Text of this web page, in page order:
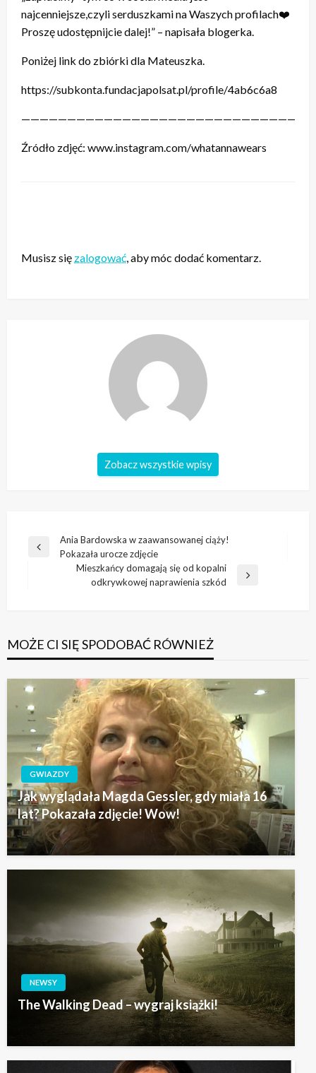
najcenniejsze,czyli serduszkami na Waszych profilach❤️
Proszę udostępnijcie dalej!” – napisała blogerka.
Poniżej link do zbiórki dla Mateuszka.
https://subkonta.fundacjapolsat.pl/profile/4ab6c6a8
Źródło zdjęć: www.instagram.com/whatannawears
Musisz się zalogować, aby móc dodać komentarz.
Zobacz wszystkie wpisy
Nawigacja
wpisu
Poprzedni
Ania Bardowska w zaawansowanej ciąży!
Pokazała urocze zdjęcie
Mieszkańcy domagają się od kopalni
odkrywkowej naprawienia szkód
MOŻE CI SIĘ SPODOBAĆ RÓWNIEŻ
GWIAZDY
Jak wyglądała Magda Gessler, gdy miała 16
lat? Pokazała zdjęcie! Wow!
NEWSY
The Walking Dead – wygraj książki!